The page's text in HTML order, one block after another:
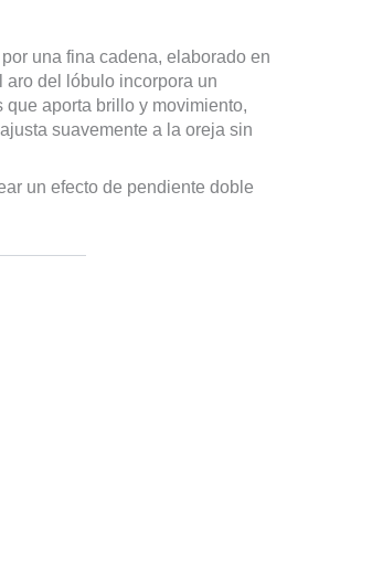
una fina cadena, elaborado en
aro del lóbulo incorpora un
aporta brillo y movimiento,
suavemente a la oreja sin
un efecto de pendiente doble